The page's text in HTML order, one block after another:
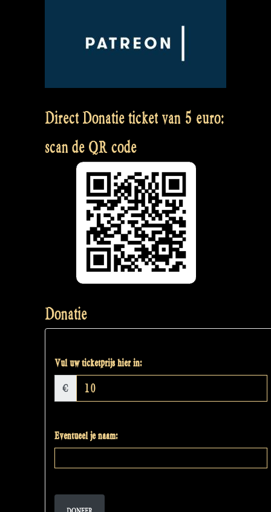
Direct Donatie ticket van 5 euro:
scan de QR code
Donatie
Vul uw ticketprijs hier in:
€
Eventueel je naam: